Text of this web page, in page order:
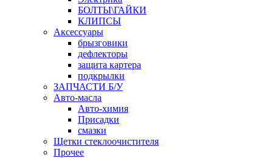
БОЛТЫ\ГАЙКИ
КЛИПСЫ
Аксессуары
брызговики
дефлекторы
защита картера
подкрылки
ЗАПЧАСТИ Б/У
Авто-масла
Авто-химия
Присадки
смазки
Щетки стеклоочистителя
Прочее